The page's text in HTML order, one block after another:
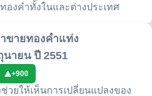
องคำทั้งในและต่างประเทศ
ขายทองคำแท่ง
นายน ปี 2551
+900
วยให้เห็นการเปลี่ยนแปลงของ